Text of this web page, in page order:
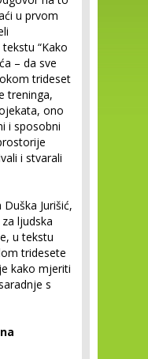
u prvom
“Kako
– da sve
trideset
treninga,
ono
i sposobni
i stvarali
Jurišić,
ljudska
u tekstu
tridesete
kako mjeriti
s